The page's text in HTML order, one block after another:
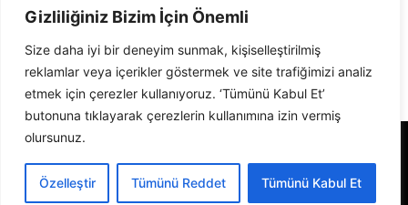
Gizliliğiniz Bizim İçin Önemli
Size daha iyi bir deneyim sunmak, kişiselleştirilmiş
reklamlar veya içerikler göstermek ve site trafiğimizi analiz
etmek için çerezler kullanıyoruz. ‘Tümünü Kabul Et’
butonuna tıklayarak çerezlerin kullanımına izin vermiş
olursunuz.
Özelleştir Tümünü Reddet Tümünü Kabul Et
ALEVI
GAZETESI
Alevi Gazetesi